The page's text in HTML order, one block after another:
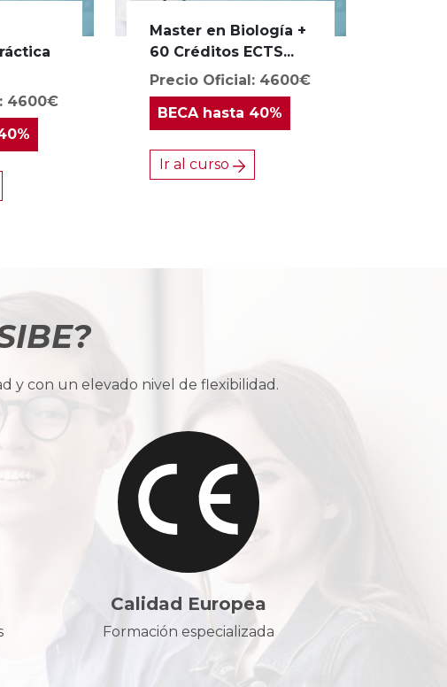
4600€
Master en Biología +
60 Créditos ECTS...
Precio Oficial: 4600€
BECAhasta 40%
Ir al curso
y con un elevado nivel de flexibilidad.
Calidad Europea
Formación especializada